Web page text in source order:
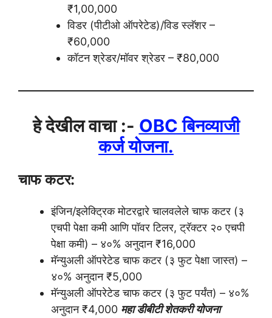
₹1,00,000
विडर (पीटीओ ऑपरेटेड)/विड स्लॅशर –
₹60,000
कॉटन श्रेडर/मॉवर श्रेडर – ₹80,000
हे देखील वाचा :- OBC बिनव्याजी
कर्ज योजना.
चाफ कटर:
इंजिन/इलेक्ट्रिक मोटरद्वारे चालवलेले चाफ कटर (३
एचपी पेक्षा कमी आणि पॉवर टिलर, ट्रॅक्टर २० एचपी
पेक्षा कमी) – ४०% अनुदान ₹16,000
मॅन्युअली ऑपरेटेड चाफ कटर (३ फुट पेक्षा जास्त) –
४०% अनुदान ₹5,000
मॅन्युअली ऑपरेटेड चाफ कटर (३ फुट पर्यंत) – ४०%
अनुदान ₹4,000 महा डीबीटी शेतकरी योजना